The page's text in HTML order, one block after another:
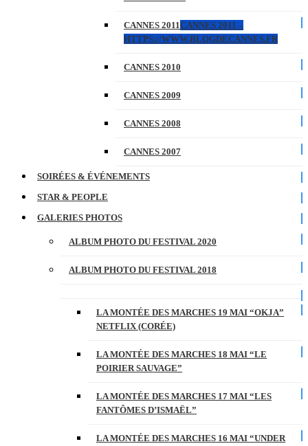
CANNES 2011CANNES 2011 –
HTTPS://WWW.BLOGDECANNES.FR
CANNES 2010
CANNES 2009
CANNES 2008
CANNES 2007
SOIRÉES & ÉVÉNEMENTS
STAR & PEOPLE
GALERIES PHOTOS
ALBUM PHOTO DU FESTIVAL 2020
ALBUM PHOTO DU FESTIVAL 2018
LA MONTÉE DES MARCHES 19 MAI “OKJA”
NETFLIX (CORÉE)
LA MONTÉE DES MARCHES 18 MAI “LE
POIRIER SAUVAGE”
LA MONTÉE DES MARCHES 17 MAI “LES
FANTÔMES D’ISMAËL”
LA MONTÉE DES MARCHES 16 MAI “UNDER